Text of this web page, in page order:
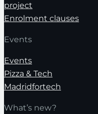
project
Enrolment clauses
Events
Events
Pizza & Tech
Madridfortech
What’s new?